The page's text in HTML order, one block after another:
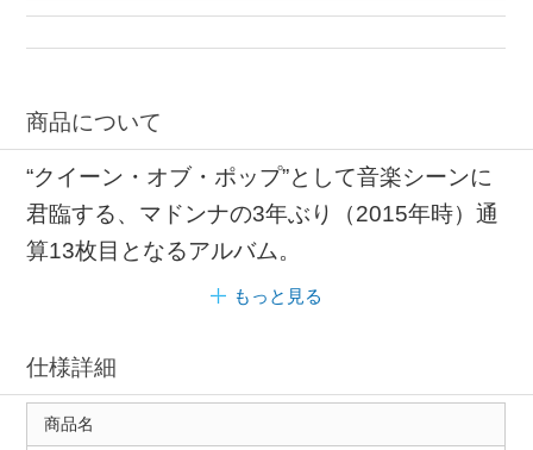
商品について
“クイーン・オブ・ポップ”として音楽シーンに
君臨する、マドンナの3年ぶり（2015年時）通
算13枚目となるアルバム。
もっと見る
仕様詳細
商品名